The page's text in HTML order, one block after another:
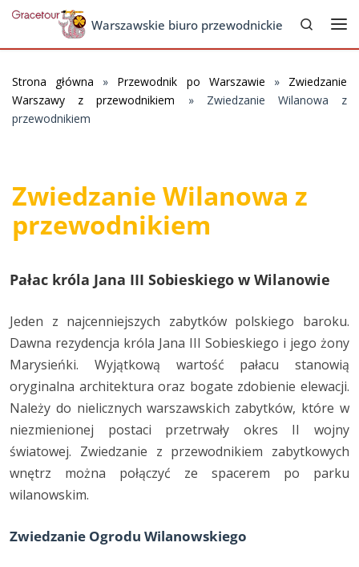
Skip to contentWarszawskie biuro przewodnickie
Search
Strona główna » Przewodnik po Warszawie » Zwiedzanie
Warszawy z przewodnikiem » Zwiedzanie Wilanowa z
przewodnikiem
Zwiedzanie Wilanowa z
przewodnikiem
Pałac króla Jana III Sobieskiego w Wilanowie
Jeden z najcenniejszych zabytków polskiego baroku.
Dawna rezydencja króla Jana III Sobieskiego i jego żony
Marysieńki. Wyjątkową wartość pałacu stanowią
oryginalna architektura oraz bogate zdobienie elewacji.
Należy do nielicznych warszawskich zabytków, które w
niezmienionej postaci przetrwały okres II wojny
światowej. Zwiedzanie z przewodnikiem zabytkowych
wnętrz można połączyć ze spacerem po parku
wilanowskim.
Zwiedzanie Ogrodu Wilanowskiego